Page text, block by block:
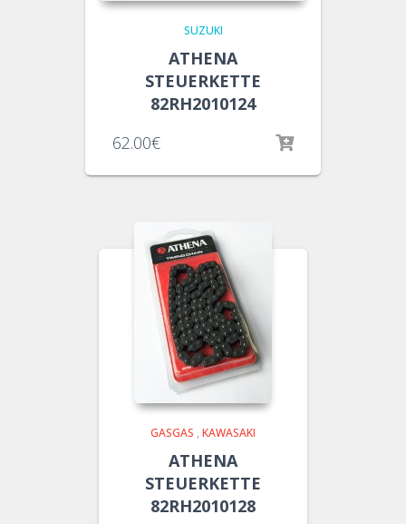
SUZUKI
ATHENA
STEUERKETTE
82RH2010124
62.00€
GASGAS , KAWASAKI
ATHENA
STEUERKETTE
82RH2010128